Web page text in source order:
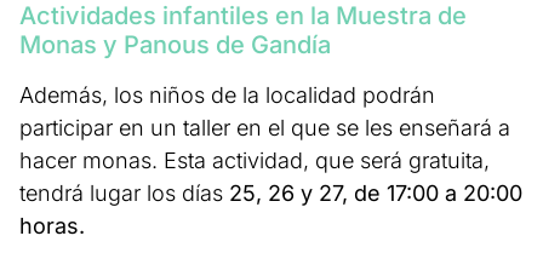
Actividades infantiles en la Muestra de
Monas y Panous de Gandía
Además, los niños de la localidad podrán
participar en un taller en el que se les enseñará a
hacer monas. Esta actividad, que será gratuita,
tendrá lugar los días 25, 26 y 27, de 17:00 a 20:00
horas.